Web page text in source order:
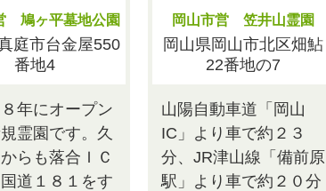
鳩ヶ平墓地公園
庭市台金屋550
番地4
年にオープン
霊園です。久
らも落合ＩＣ
道１８１をす
岡山市営 笠井山霊園
岡山県岡山市北区畑鮎
22番地の7
山陽自動車道「岡山
IC」より車で約２３
分、JR津山線「備前原
駅」より車で約２０分